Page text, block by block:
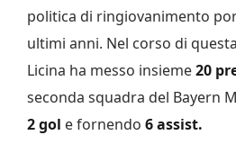
politica di ringiovanimento
ultimi anni. Nel corso di
Licina ha messo insieme20
seconda squadra del Bayern
2 gol e fornendo 6 assist.